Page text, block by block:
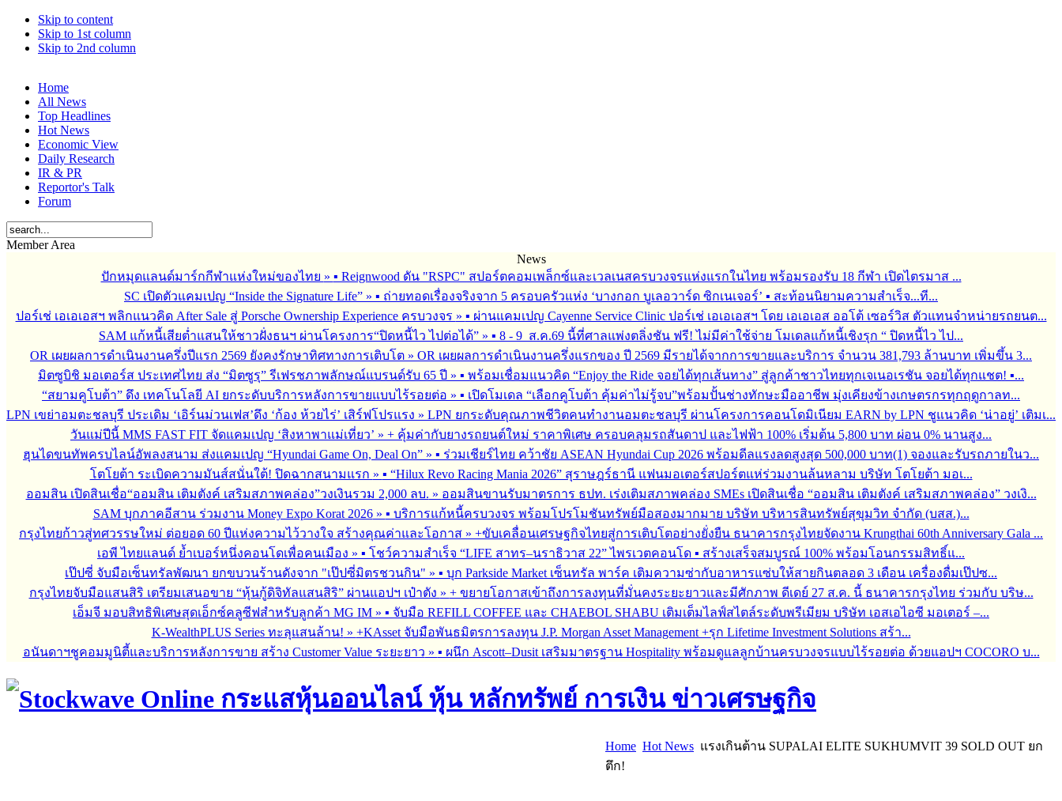
Skip to content
Skip to 1st column
Skip to 2nd column
Home
All News
Top Headlines
Hot News
Economic View
Daily Research
IR & PR
Reportor's Talk
Forum
Member Area
News
ปักหมุดแลนด์มาร์กกีฬาแห่งใหม่ของไทย » ▪︎ Reignwood ดัน "RSPC" สปอร์ตคอมเพล็กซ์และเวลเนสครบวงจรแห่งแรกในไทย พร้อมรองรับ 18 กีฬา เปิดไตรมาส ...
SC เปิดตัวแคมเปญ “Inside the Signature Life” » ▪︎ ถ่ายทอดเรื่องจริงจาก 5 ครอบครัวแห่ง ‘บางกอก บูเลอวาร์ด ซิกเนเจอร์’ ▪︎ สะท้อนนิยามความสำเร็จ...ที...
ปอร์เช่ เอเอเอสฯ พลิกแนวคิด After Sale สู่ Porsche Ownership Experience ครบวงจร » ▪︎ ผ่านแคมเปญ Cayenne Service Clinic ปอร์เช่ เอเอเอสฯ โดย เอเอเอส ออโต้ เซอร์วิส ตัวแทนจำหน่ายรถยนต...
SAM แก้หนี้เสียต่ำแสนให้ชาวฝั่งธนฯ ผ่านโครงการ“ปิดหนี้ไว ไปต่อได้” » ▪︎ 8 - 9 ส.ค.69 นี้ที่ศาลแพ่งตลิ่งชัน ฟรี! ไม่มีค่าใช้จ่าย โมเดลแก้หนี้เชิงรุก “ ปิดหนี้ไว ไป...
OR เผยผลการดำเนินงานครึ่งปีแรก 2569 ยังคงรักษาทิศทางการเติบโต » OR เผยผลการดำเนินงานครึ่งแรกของ ปี 2569 มีรายได้จากการขายและบริการ จำนวน 381,793 ล้านบาท เพิ่มขึ้น 3...
มิตซูบิชิ มอเตอร์ส ประเทศไทย ส่ง “มิตซูรุ” รีเฟรชภาพลักษณ์แบรนด์รับ 65 ปี » ▪︎ พร้อมเชื่อมแนวคิด “Enjoy the Ride จอยได้ทุกเส้นทาง” สู่ลูกค้าชาวไทยทุกเจเนอเรชัน จอยได้ทุกแชต! ▪...
“สยามคูโบต้า” ดึง เทคโนโลยี AI ยกระดับบริการหลังการขายแบบไร้รอยต่อ » ▪︎ เปิดโมเดล “เลือกคูโบต้า คุ้มค่าไม่รู้จบ”พร้อมปั้นช่างทักษะมืออาชีพ มุ่งเคียงข้างเกษตรกรทุกฤดูกาลท...
LPN เขย่าอมตะชลบุรี ประเดิม ‘เอิร์นม่วนเฟส’ดึง ‘ก้อง ห้วยไร่’ เสิร์ฟโปรแรง » LPN ยกระดับคุณภาพชีวิตคนทำงานอมตะชลบุรี ผ่านโครงการคอนโดมิเนียม EARN by LPN ชูแนวคิด ‘น่าอยู่’ เติมเ...
วันแม่ปีนี้ MMS FAST FIT จัดแคมเปญ ‘สิงหาพาแม่เที่ยว’ » + คุ้มค่ากับยางรถยนต์ใหม่ ราคาพิเศษ ครอบคลุมรถสันดาป และไฟฟ้า 100% เริ่มต้น 5,800 บาท ผ่อน 0% นานสูง...
ฮุนไดขนทัพครบไลน์อัพลงสนาม ส่งแคมเปญ “Hyundai Game On, Deal On” » ▪︎ ร่วมเชียร์ไทย คว้าชัย ASEAN Hyundai Cup 2026 พร้อมดีลแรงลดสูงสุด 500,000 บาท(1) จองและรับรถภายในว...
โตโยต้า ระเบิดความมันส์สนั่นใต้! ปิดฉากสนามแรก » ▪︎ “Hilux Revo Racing Mania 2026” สุราษฎร์ธานี แฟนมอเตอร์สปอร์ตแห่ร่วมงานล้นหลาม บริษัท โตโยต้า มอเ...
ออมสิน เปิดสินเชื่อ“ออมสิน เติมตังค์ เสริมสภาพคล่อง”วงเงินรวม 2,000 ลบ. » ออมสินขานรับมาตรการ ธปท. เร่งเติมสภาพคล่อง SMEs เปิดสินเชื่อ “ออมสิน เติมตังค์ เสริมสภาพคล่อง” วงเงิ...
SAM บุกภาคอีสาน ร่วมงาน Money Expo Korat 2026» ▪︎ บริการแก้หนี้ครบวงจร พร้อมโปรโมชันทรัพย์มือสองมากมาย บริษัท บริหารสินทรัพย์สุขุมวิท จำกัด (บสส.)...
กรุงไทยก้าวสู่ทศวรรษใหม่ ต่อยอด 60 ปีแห่งความไว้วางใจ สร้างคุณค่าและโอกาส » +ขับเคลื่อนเศรษฐกิจไทยสู่การเติบโตอย่างยั่งยืน ธนาคารกรุงไทยจัดงาน Krungthai 60th Anniversary Gala ...
เอพี ไทยแลนด์ ย้ำเบอร์หนึ่งคอนโดเพื่อคนเมือง » ▪︎ โชว์ความสำเร็จ “LIFE สาทร–นราธิวาส 22” ไพรเวตคอนโด ▪︎ สร้างเสร็จสมบูรณ์ 100% พร้อมโอนกรรมสิทธิ์แ...
เป๊ปซี่ จับมือเซ็นทรัลพัฒนา ยกขบวนร้านดังจาก "เป๊ปซี่มิตรชวนกิน" » ▪︎ บุก Parkside Market เซ็นทรัล พาร์ค เติมความซ่ากับอาหารแซ่บให้สายกินตลอด 3 เดือน เครื่องดื่มเป๊ปซ...
กรุงไทยจับมือแสนสิริ เตรียมเสนอขาย “หุ้นกู้ดิจิทัลแสนสิริ” ผ่านแอปฯ เป๋าตัง » + ขยายโอกาสเข้าถึงการลงทุนที่มั่นคงระยะยาวและมีศักภาพ ดีเดย์ 27 ส.ค. นี้ ธนาคารกรุงไทย ร่วมกับ บริษ...
เอ็มจี มอบสิทธิพิเศษสุดเอ็กซ์คลูซีฟสำหรับลูกค้า MG IM » ▪︎ จับมือ REFILL COFFEE และ CHAEBOL SHABU เติมเต็มไลฟ์สไตล์ระดับพรีเมียม บริษัท เอสเอไอซี มอเตอร์ –...
K-WealthPLUS Series ทะลุแสนล้าน! » +KAsset จับมือพันธมิตรการลงทุน J.P. Morgan Asset Management +รุก Lifetime Investment Solutions สร้า...
อนันดาฯชูคอมมูนิตี้และบริการหลังการขาย สร้าง Customer Value ระยะยาว » ▪︎ ผนึก Ascott–Dusit เสริมมาตรฐาน Hospitality พร้อมดูแลลูกบ้านครบวงจรแบบไร้รอยต่อ ด้วยแอปฯ COCORO บ...
Home Hot News แรงเกินต้าน SUPALAI ELITE SUKHUMVIT 39 SOLD OUT ยก
ตึก!